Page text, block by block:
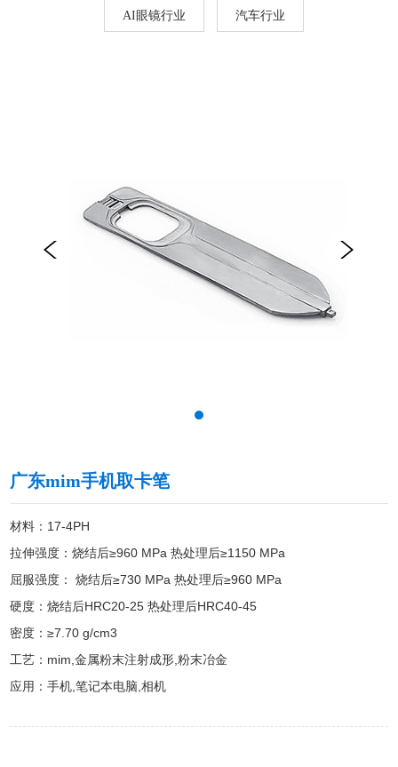
AI眼镜行业 汽车行业
广东mim手机取卡笔
材料：17-4PH
拉伸强度：烧结后≥960 MPa 热处理后≥1150 MPa
屈服强度： 烧结后≥730 MPa 热处理后≥960 MPa
硬度：烧结后HRC20-25 热处理后HRC40-45
密度：≥7.70 g/cm3
工艺：mim,金属粉末注射成形,粉末冶金
应用：手机,笔记本电脑,相机